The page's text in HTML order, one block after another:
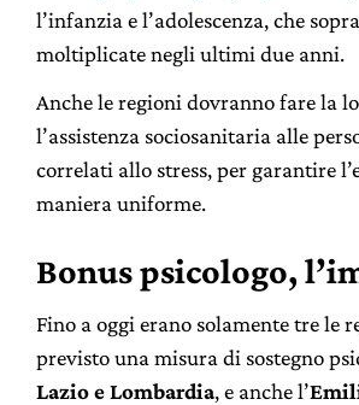
l’infanzia e l’adolescenza, che
moltiplicate negli ultimi due anni.
Anche le regioni dovranno fare la
l’assistenza sociosanitaria alle
correlati allo stress, per garantire
maniera uniforme.
Bonus psicologo, l’i
Fino a oggi erano solamente tre le
previsto una misura di sostegno
Lazio e Lombardia, e anche l’